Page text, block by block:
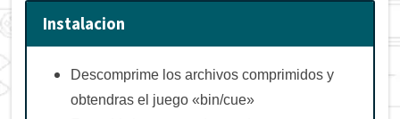
Instalacion
Descomprime los archivos comprimidos y
obtendras el juego «bin/cue»